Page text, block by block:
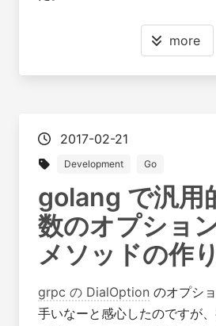
more
2017-02-21
Development Go
golang で汎用
数のオプショ
メソッドの作
grpc の DialOption のオプシ
手いなーと感心したのですが